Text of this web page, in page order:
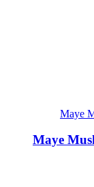
Maye
Maye